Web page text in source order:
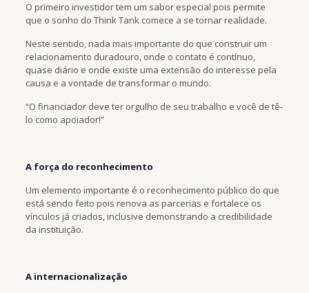
O primeiro investidor tem um sabor especial pois permite
que o sonho do Think Tank comece a se tornar realidade.
Neste sentido, nada mais importante do que construir um
relacionamento duradouro, onde o contato é contínuo,
quase diário e onde existe uma extensão do interesse pela
causa e a vontade de transformar o mundo.
“O financiador deve ter orgulho de seu trabalho e você de tê-
lo como apoiador!”
A força do reconhecimento
Um elemento importante é o reconhecimento público do que
está sendo feito pois renova as parcerias e fortalece os
vínculos já criados, inclusive demonstrando a credibilidade
da instituição.
A internacionalização